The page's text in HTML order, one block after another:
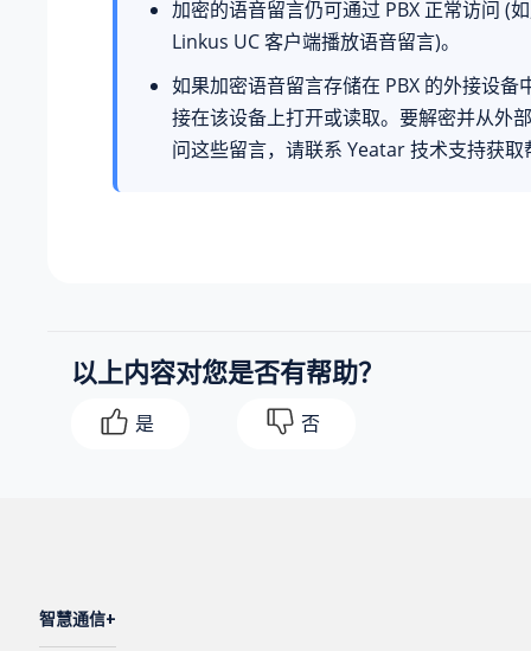
加密的语音留言仍可通过 PBX 正常访问 (
Linkus UC 客户端播放语音留言)。
如果加密语音留言存储在 PBX 的外接设备
接在该设备上打开或读取。要解密并从外
问这些留言，请联系 Yeatar 技术支持获取
以上内容对您是否有帮助？
是 否
智慧通信